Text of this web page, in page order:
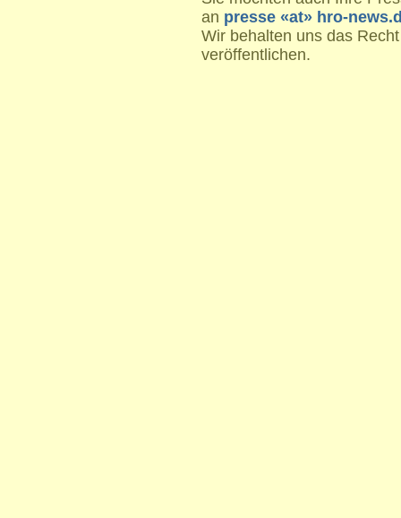
an presse «at» hro-
Wir behalten uns das
veröffentlichen.